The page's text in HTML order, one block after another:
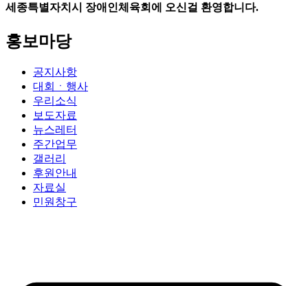
세종특별자치시 장애인체육회에 오신걸 환영합니다.
홍보마당
공지사항
대회ㆍ행사
우리소식
보도자료
뉴스레터
주간업무
갤러리
후원안내
자료실
민원창구